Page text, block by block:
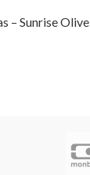
– Sunrise Olive